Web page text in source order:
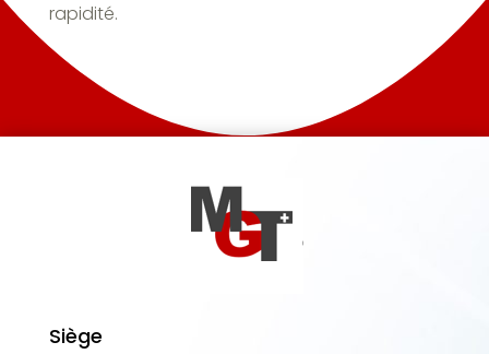
rapidité.
Siège